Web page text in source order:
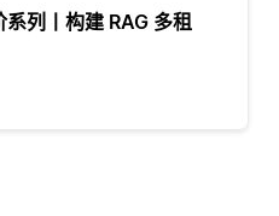
列丨构建 RAG 多租